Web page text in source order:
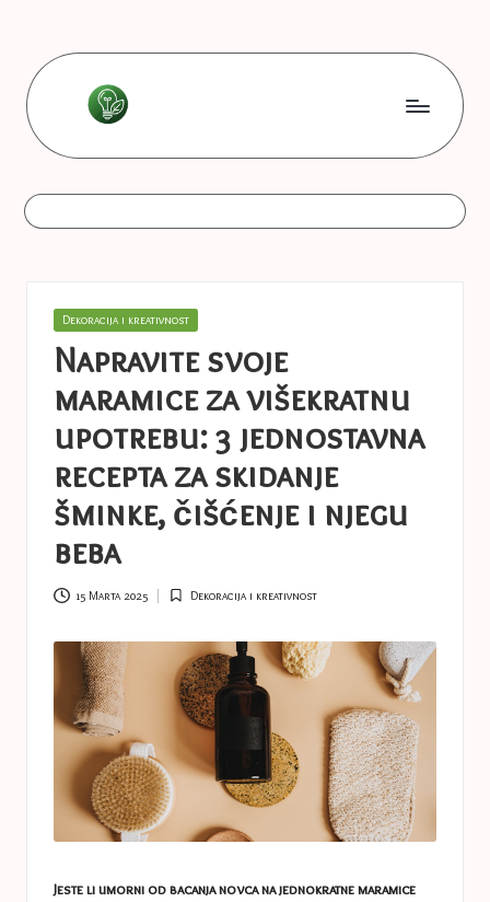
content
L
e
s
o
n
n
e
s
a
s
t
u
c
s
astuces
Posted
Dekoracija i kreativnost
Napravite svoje
maramice za višekratnu
upotrebu: 3 jednostavna
recepta za skidanje
šminke, čišćenje i njegu
beba
15 Marta 2025
Posted
Dekoracija i kreativnost
Jeste li umorni od bacanja novca na jednokratne maramice